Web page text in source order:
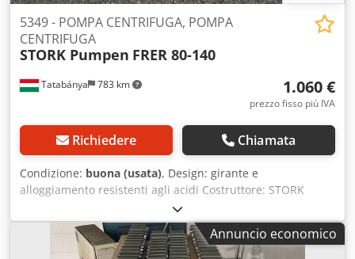
Tatabánya 783 km
5349 - POMPA CENTRIFUGA, POMPA
CENTRIFUGA
STORK Pumpen FRER 80-140
1.060 €
prezzo fisso più IVA
Richiedere Chiamata
Condizione: buona (usata), Design: girante e
alloggiamento resistenti agli acidi Costruttore: STORK
Pumpen -Tipo: FRER 80-140 -Dimensioni: 1000 x 400 x 550
mm -Dimensioni dello stelo: DN80; DN80 Dcjdpon R D Tkjfx
Al Rok -Tensione: 400 V -Potenza elettrica: 5,5 kW
Annuncio economico